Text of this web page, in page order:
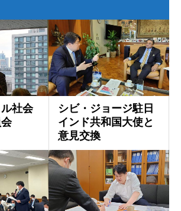
社会
シビ・ジョージ駐日
インド共和国大使と
意見交換